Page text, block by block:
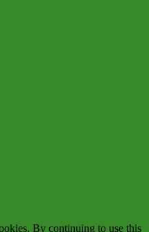
By continuing to use this